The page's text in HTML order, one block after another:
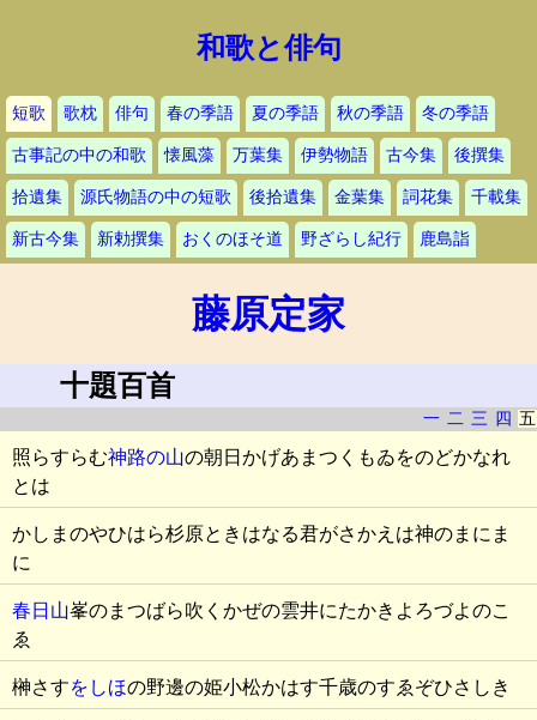
和歌と俳句
短歌 歌枕 俳句 春の季語 夏の季語 秋の季語 冬の季語
古事記の中の和歌 懐風藻 万葉集 伊勢物語 古今集 後撰集
拾遺集 源氏物語の中の短歌 後拾遺集 金葉集 詞花集 千載集
新古今集 新勅撰集 おくのほそ道 野ざらし紀行 鹿島詣
藤原定家
十題百首
一 二 三 四 五
照らすらむ神路の山の朝日かげあまつくもゐをのどかなれ
とは
かしまのやひはら杉原ときはなる君がさかえは神のまにま
に
春日山峯のまつばら吹くかぜの雲井にたかきよろづよのこ
ゑ
榊さすをしほの野邊の姫小松かはす千歳のすゑぞひさしき